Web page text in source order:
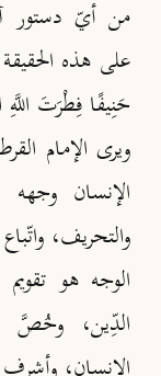
من أيّ دستور
على هذه
حَنِيفًا فِطْرَتَ
ويرى الإمام
الإنسان وجهه
والتحريف،
الوجه هو
الدِّين، وخُصَّ